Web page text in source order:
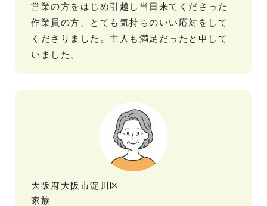
営業の方をはじめ引越し当日来てくださった
作業員の方、とても気持ちのいい応対をして
くださりました。主人も満足だったと申して
いました。
大阪府大阪市淀川区
家族